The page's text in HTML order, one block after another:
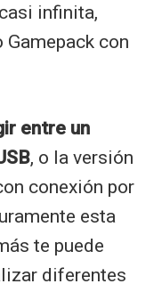
infinita,
con
entre un
, o la versión
conexión por
esta
te puede
diferentes